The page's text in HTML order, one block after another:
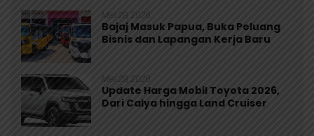
Mei 29, 2026
Bajaj Masuk Papua, Buka Peluang
Bisnis dan Lapangan Kerja Baru
Mei 29, 2026
Update Harga Mobil Toyota 2026,
Dari Calya hingga Land Cruiser